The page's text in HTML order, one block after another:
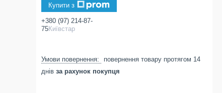
Купити з
+380 (97) 214-87-
75Київстар
повернення товару протягом 14
днів за рахунок покупця